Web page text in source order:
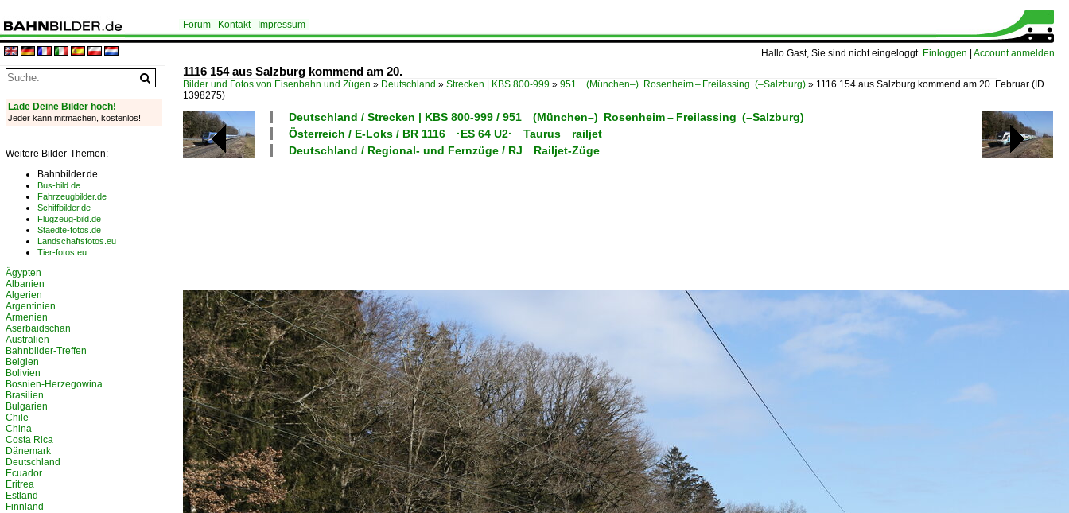
Hallo Gast, Sie sind nicht eingeloggt. Einloggen Account anmelden
Forum Kontakt Impressum
1116 154 aus Salzburg kommend am 20.
Bilder und Fotos von Eisenbahn und Zügen » Deutschland » Strecken | KBS 800-999 » 951 (München–) Rosenheim – Freilassing (–Salzburg) » 1116 154 aus Salzburg kommend am 20. Februar (ID
1398275)
Deutschland / Strecken | KBS 800-999 / 951 (München–) Rosenheim – Freilassing (–Salzburg)
Österreich / E-Loks / BR 1116 ·ES 64 U2· Taurus railjet
Deutschland / Regional- und Fernzüge / RJ Railjet-Züge
Lade Deine Bilder hoch!
Jeder kann mitmachen, kostenlos!
Weitere Bilder-Themen:
Bahnbilder.de
Bus-bild.de
Fahrzeugbilder.de
Schiffbilder.de
Flugzeug-bild.de
Staedte-fotos.de
Landschaftsfotos.eu
Tier-fotos.eu
Ägypten
Albanien
Algerien
Argentinien
Armenien
Aserbaidschan
Australien
Bahnbilder-Treffen
Belgien
Bolivien
Bosnien-Herzegowina
Brasilien
Bulgarien
Chile
China
Costa Rica
Dänemark
Deutschland
Ecuador
Eritrea
Estland
Finnland